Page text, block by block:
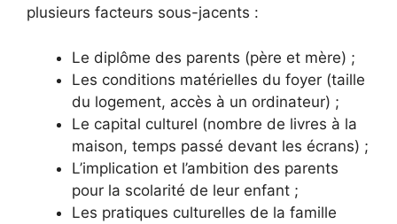
plusieurs facteurs sous-jacents :
Le diplôme des parents (père et mère) ;
Les conditions matérielles du foyer (taille
du logement, accès à un ordinateur) ;
Le capital culturel (nombre de livres à la
maison, temps passé devant les écrans) ;
L’implication et l’ambition des parents
pour la scolarité de leur enfant ;
Les pratiques culturelles de la famille